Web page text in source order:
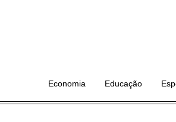
Economia Educação